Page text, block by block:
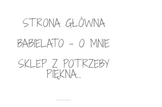
STRONA GŁÓWNA
BABIELATO – O MNIE
SKLEP Z POTRZEBY
PIĘKNA…